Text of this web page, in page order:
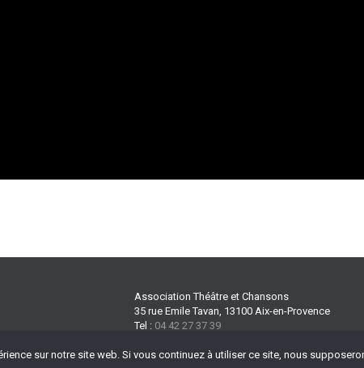
Association Théâtre et Chansons
35 rue Emile Tavan, 13100 Aix-en-Provence
Tel : 04 42 27 37 39
sur notre site web. Si vous continuez à utiliser ce site, nous